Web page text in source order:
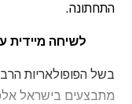
התחתונה.
לשיחה מיידית
בשל הפופולאריות
מתבצעים בישראל